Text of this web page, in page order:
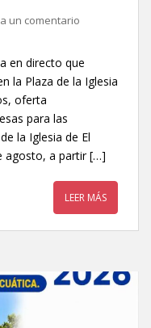
un comentario
en directo que
la Plaza de la Iglesia
oferta
para las
la Iglesia de El
agosto, a partir […]
LEER MÁS